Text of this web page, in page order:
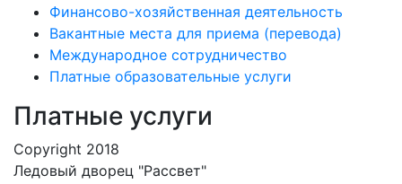
Финансово-хозяйственная деятельность
Вакантные места для приема (перевода)
Международное сотрудничество
Платные образовательные услуги
Платные услуги
Copyright 2018
Ледовый дворец "Рассвет"